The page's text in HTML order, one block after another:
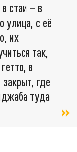
стаи – в
улица, с её
их
так,
в
где
туда